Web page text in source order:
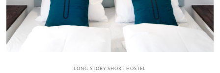
LONG STORY SHORT HOSTEL